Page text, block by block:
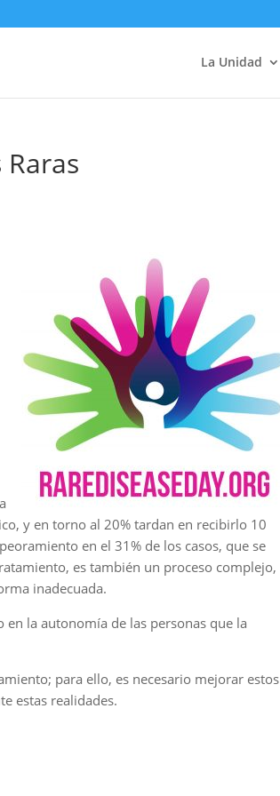
La Unidad
y en torno al 20% tardan en recibirlo 10
en el 31% de los casos, que se
es también un proceso complejo,
inadecuada.
la autonomía de las personas que la
para ello, es necesario mejorar estos
estas realidades.